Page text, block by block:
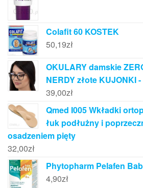
Colafit 60 KOSTEK
50,19zł
OKULARY damskie
NERDY złote KUJONKI
39,00zł
Qmed I005 Wkładki
łuk podłużny i
osadzeniem pięty
32,00zł
Phytopharm Pelafen
4,90zł